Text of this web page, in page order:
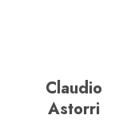
Claudio
Astorri